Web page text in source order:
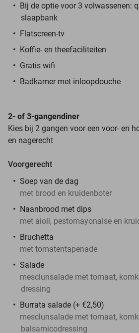
Bij de optie voor 3 volwassenen:
slaapbank
Flatscreen-tv
Koffie- en theefaciliteiten
Gratis wifi
Badkamer met inloopdouche
2- of 3-gangendiner
Kies bij 2 gangen voor een voor- en
en nagerecht
Voorgerecht
Soep van de dag
met brood en kruidenboter
Naanbrood met dips
met aioli, pestomayonaise en
Bruchetta
met tomatentapenade
Salade
mesclunsalade met tomaat,
dressing
Burrata salade (+ €2,50)
mesclunsalade met tomaat,
balsamicodressing